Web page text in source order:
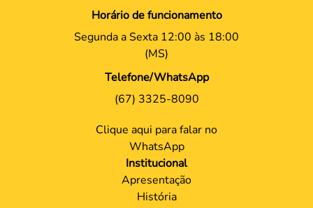
Horário de funcionamento
Segunda a Sexta 12:00 às 18:00
(MS)
Telefone/WhatsApp
(67) 3325-8090
Clique aqui para falar no
WhatsApp
Institucional
Apresentação
História